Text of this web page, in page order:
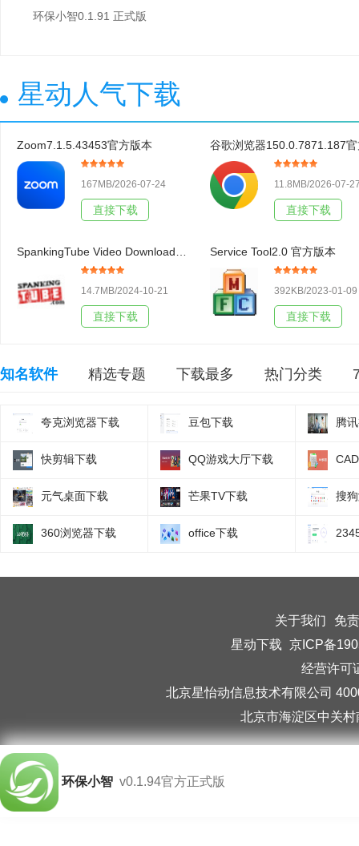
环保小智0.1.91 正式版
星动人气下载
Zoom7.1.5.43453官方版本
167MB/2026-07-24
直接下载
11.8MB/2026-07-
直接下载
14.7MB/2024-10-21
直接下载
Service Tool2.0 官方版本
392KB/2023-01-09
直接下载
知名软件 精选专题 下载最多 热门分类
夸克浏览器下载 豆包下载 腾
快剪辑下载 QQ游戏大厅下载
元气桌面下载 芒果TV下载 搜
360浏览器下载 office下载
关于我们
免
星动下载 京ICP备
经营许可
北京星怡动信息技术有限公司
北京市海淀区中关
环保小智 v0.1.94官方正式版